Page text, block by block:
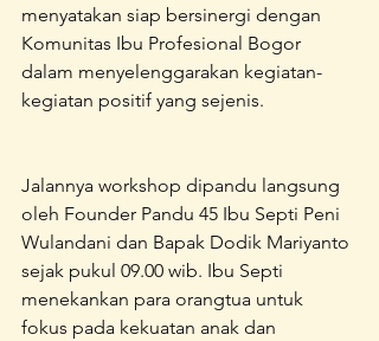
menyatakan siap bersinergi dengan
Komunitas Ibu Profesional Bogor
dalam menyelenggarakan kegiatan-
kegiatan positif yang sejenis.
Jalannya workshop dipandu langsung
oleh Founder Pandu 45 Ibu Septi Peni
Wulandani dan Bapak Dodik Mariyanto
sejak pukul 09.00 wib. Ibu Septi
menekankan para orangtua untuk
fokus pada kekuatan anak dan